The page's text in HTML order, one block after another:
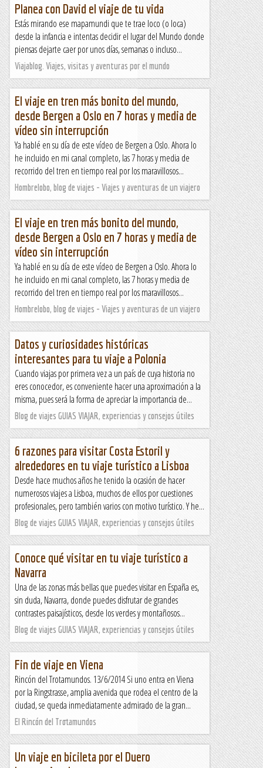
Planea con David el viaje de tu vida
Estás mirando ese mapamundi que te trae loco (o loca)
desde la infancia e intentas decidir el lugar del Mundo donde
piensas dejarte caer por unos días, semanas o incluso...
Viajablog. Viajes, visitas y aventuras por el mundo
El viaje en tren más bonito del mundo,
desde Bergen a Oslo en 7 horas y media de
vídeo sin interrupción
Ya hablé en su día de este vídeo de Bergen a Oslo. Ahora lo
he incluido en mi canal completo, las 7 horas y media de
recorrido del tren en tiempo real por los maravillosos...
Hombrelobo, blog de viajes - Viajes y aventuras de un viajero
El viaje en tren más bonito del mundo,
desde Bergen a Oslo en 7 horas y media de
vídeo sin interrupción
Ya hablé en su día de este vídeo de Bergen a Oslo. Ahora lo
he incluido en mi canal completo, las 7 horas y media de
recorrido del tren en tiempo real por los maravillosos...
Hombrelobo, blog de viajes - Viajes y aventuras de un viajero
Datos y curiosidades históricas
interesantes para tu viaje a Polonia
Cuando viajas por primera vez a un país de cuya historia no
eres conocedor, es conveniente hacer una aproximación a la
misma, pues será la forma de apreciar la importancia de...
Blog de viajes GUIAS VIAJAR, experiencias y consejos útiles
6 razones para visitar Costa Estoril y
alrededores en tu viaje turístico a Lisboa
Desde hace muchos años he tenido la ocasión de hacer
numerosos viajes a Lisboa, muchos de ellos por cuestiones
profesionales, pero también varios con motivo turístico. Y he...
Blog de viajes GUIAS VIAJAR, experiencias y consejos útiles
Conoce qué visitar en tu viaje turístico a
Navarra
Una de las zonas más bellas que puedes visitar en España es,
sin duda, Navarra, donde puedes disfrutar de grandes
contrastes paisajísticos, desde los verdes y montañosos...
Blog de viajes GUIAS VIAJAR, experiencias y consejos útiles
Fin de viaje en Viena
Rincón del Trotamundos. 13/6/2014 Si uno entra en Viena
por la Ringstrasse, amplia avenida que rodea el centro de la
ciudad, se queda inmediatamente admirado de la gran...
El Rincón del Trotamundos
Un viaje en bicileta por el Duero